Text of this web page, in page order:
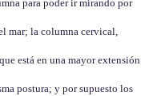
para poder ir mirando por
mar; la columna cervical,
está en una mayor extensión
postura; y por supuesto los